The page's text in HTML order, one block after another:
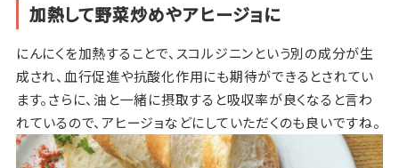
加熱して野菜炒めやアヒージョに
にんにくを加熱することで、スコルジニンという別の成分が生
成され、血行促進や抗酸化作用にも期待ができるとされてい
ます。さらに、油と一緒に摂取すると吸収率が良くなると言わ
れているので、アヒージョなどにしていただくのも良いですね。